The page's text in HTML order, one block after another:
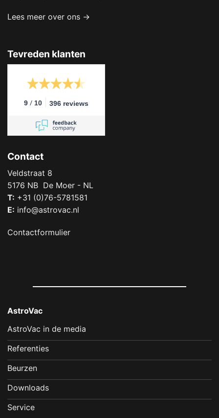
Lees meer over ons →
Tevreden klanten
9 / 10 396 reviews
Contact
Veldstraat 8
5176 NB De Moer - NL
T: +31 (0)76-5781581
E: info@astrovac.nl
Contactformulier
AstroVac
AstroVac in de media
Referenties
Beurzen
Downloads
Service